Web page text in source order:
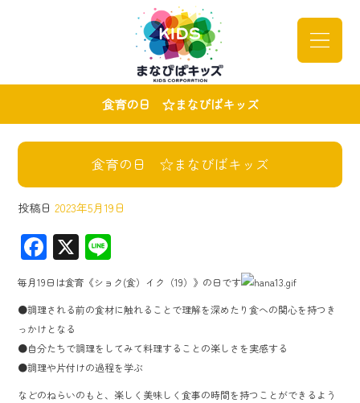
食育の日 ☆まなびばキッズ
食育の日 ☆まなびばキッズ
投稿日 2023年5月19日
F
ac
e
b
o
ok
X
ne
毎月19日は食育《ショク(食）イク（19）》の日です
●調理される前の食材に触れることで理解を深めたり食への関心を持つき
っかけとなる
●自分たちで調理をしてみて料理することの楽しさを実感する
●調理や片付けの過程を学ぶ
などのねらいのもと、楽しく美味しく食事の時間を持つことができるよう